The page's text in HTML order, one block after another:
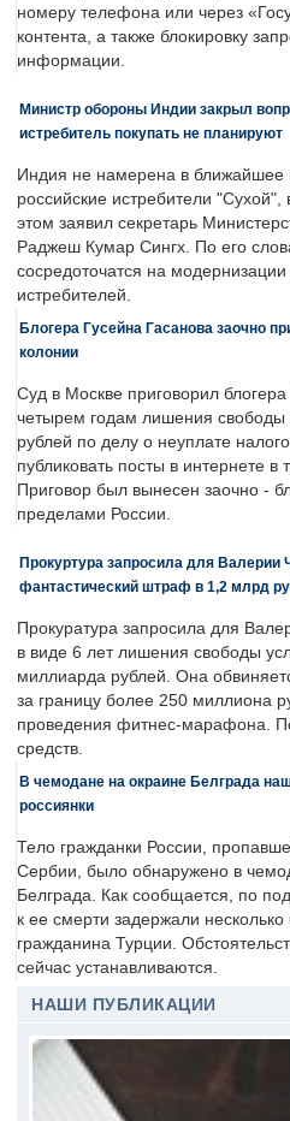
номеру телефона или через
контента, а также блокировку
информации.
Министр обороны Индии закрыл
истребитель покупать не планируют
Индия не намерена в ближайшее
российские истребители
этом заявил секретарь
Раджеш Кумар Сингх. По его
сосредоточатся на
истребителей.
Блогера Гусейна Гасанова заочно
колонии
Суд в Москве приговорил
четырем годам лишения
рублей по делу о неуплате
публиковать посты в интернете в
Приговор был вынесен заочно -
пределами России.
Прокуртура запросила для Валерии
фантастический штраф в 1,2 млрд
Прокуратура запросила для
в виде 6 лет лишения свободы
миллиарда рублей. Она
за границу более 250 миллиона
проведения фитнес-марафона.
средств.
В чемодане на окраине Белграда
россиянки
Тело гражданки России,
Сербии, было обнаружено в
Белграда. Как сообщается, по
к ее смерти задержали
гражданина Турции.
сейчас устанавливаются.
НАШИ ПУБЛИКАЦИИ